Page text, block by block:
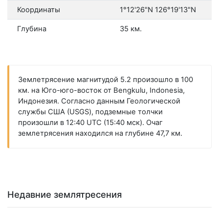
Координаты 1°12'26"N 126°19'13"N
Глубина 35 км.
Землетрясение магнитудой 5.2 произошло в 100
км. на Юго-юго-восток от Bengkulu, Indonesia,
Индонезия. Согласно данным Геологической
службы США (USGS), подземные толчки
произошли в 12:40 UTC (15:40 мск). Очаг
землетрясения находился на глубине 47,7 км.
Недавние землятресения